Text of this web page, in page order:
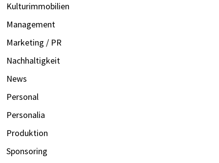
Kulturimmobilien
Management
Marketing / PR
Nachhaltigkeit
News
Personal
Personalia
Produktion
Sponsoring